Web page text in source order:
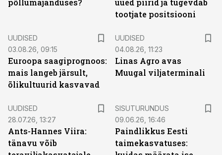
põllumajanduses?
uued piirid ja tugevdab
tootjate positsiooni
UUDISED
03.08.26, 09:15
Euroopa saagiprognoos:
mais langeb järsult,
õlikultuurid kasvavad
UUDISED
04.08.26, 11:23
Linas Agro avas
Muugal viljaterminali
UUDISED
28.07.26, 13:27
Ants-Hannes Viira:
tänavu võib
SISUTURUNDUS
09.06.26, 16:46
Paindlikkus Eesti
taimekasvatuses: